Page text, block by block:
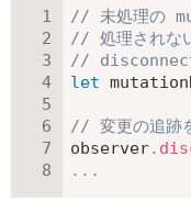
// 未処理の
// 処理されな
// disconnect
let
// 変更の追跡
observer.
...